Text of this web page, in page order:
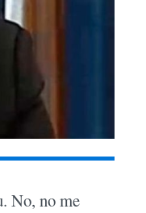
No, no me